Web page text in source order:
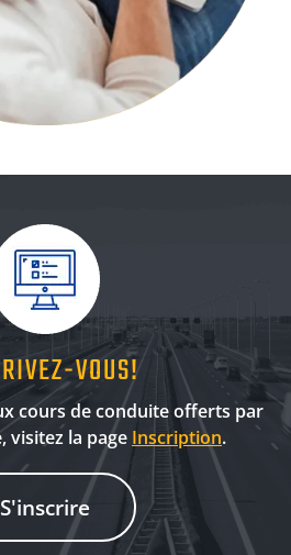
VOUS!
cours de conduite offerts par
visitez la page Inscription.
S'inscrire